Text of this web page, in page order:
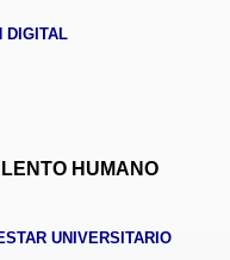
DIGITAL
HUMANO
UNIVERSITARIO